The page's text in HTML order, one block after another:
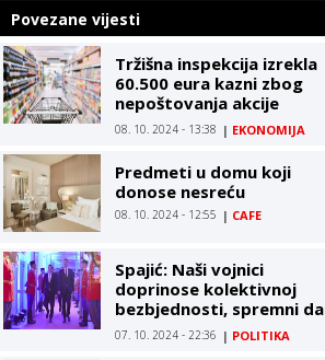
Povezane vijesti
Tržišna inspekcija izrekla
60.500 eura kazni zbog
nepoštovanja akcije
Limitirane cijene
08. 10. 2024 - 13:38 | EKONOMIJA
Predmeti u domu koji
donose nesreću
08. 10. 2024 - 12:55 | CAFE
Spajić: Naši vojnici
doprinose kolektivnoj
bezbjednosti, spremni da
odgovore na izazove koji
se tiču cijelog svijeta
07. 10. 2024 - 22:36 | POLITIKA